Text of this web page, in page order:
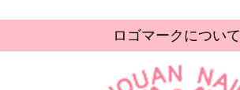
ロゴマークについて